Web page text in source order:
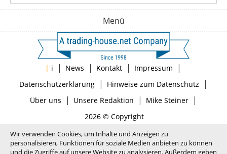
Menü
| i | News | Kontakt | Impressum |
Datenschutzerklärung| Hinweise zum Datenschutz |
Über uns | Unsere Redaktion | Mike Steiner|
2026 © Copyright
Wir verwenden Cookies, um Inhalte und Anzeigen zu
personalisieren, Funktionen für soziale Medien anbieten zu können
und die Zugriffe auf unsere Website zu analysieren. Außerdem geben